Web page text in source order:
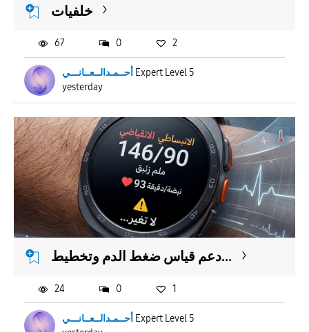
خلفيات
أحــمـدالــعــانـــي Expert Level 5
yesterday
67 0 2
دعم قياس ضغط الدم وتخطيط...
أحــمـدالــعــانـــي Expert Level 5
24 0 1